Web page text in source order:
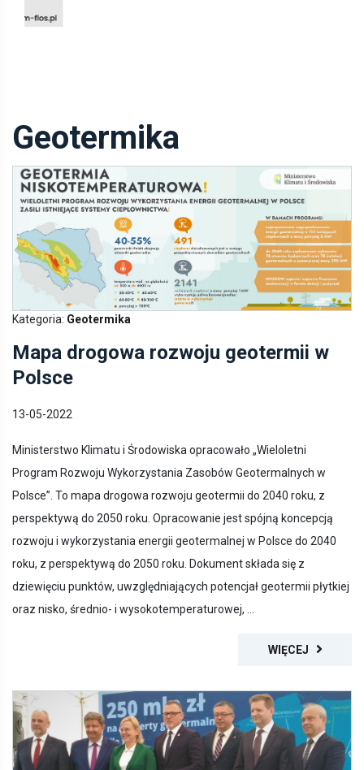
Geotermika
Kategoria:Geotermika
Mapa drogowa rozwoju geotermii w
Polsce
Program Rozwoju Wykorzystania Zasobów Geotermalnych w
Polsce”. To mapa drogowa rozwoju geotermii do 2040 roku, z
perspektywą do 2050 roku. Opracowanie jest spójną koncepcją
rozwoju i wykorzystania energii geotermalnej w Polsce do 2040
roku, z perspektywą do 2050 roku. Dokument składa się z
dziewięciu punktów, uwzględniających potencjał geotermii płytkiej
oraz nisko, średnio- i wysokotemperaturowej, ...